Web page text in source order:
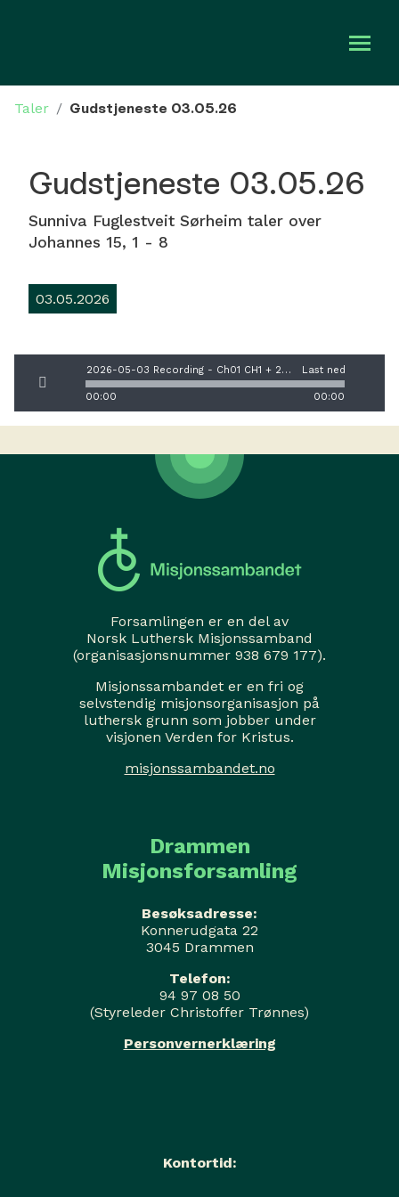
Bli med
Kalender
Gi en gave
Taler / Gudstjeneste 03.05.26
Gudstjeneste 03.05.26
Sunniva Fuglestveit Sørheim taler over
Johannes 15, 1 - 8
03.05.2026
00:00 00:00
2026-05-03 Recording - Ch01 CH1 + 2.mp3 Last ned
Forsamlingen er en del av
Norsk Luthersk Misjonssamband
(organisasjonsnummer 938 679 177).
Misjonssambandet er en fri og
selvstendig misjonsorganisasjon på
luthersk grunn som jobber under
visjonen Verden for Kristus.
misjonssambandet.no
Drammen
Misjonsforsamling
Besøksadresse:
Konnerudgata 22
3045 Drammen
Telefon:
94 97 08 50
(Styreleder Christoffer Trønnes)
Personvernerklæring
Kontortid: